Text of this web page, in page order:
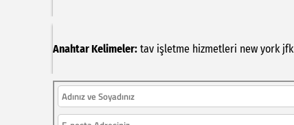
Anahtar Kelimeler: tav işletme hizmetleri new york jfk